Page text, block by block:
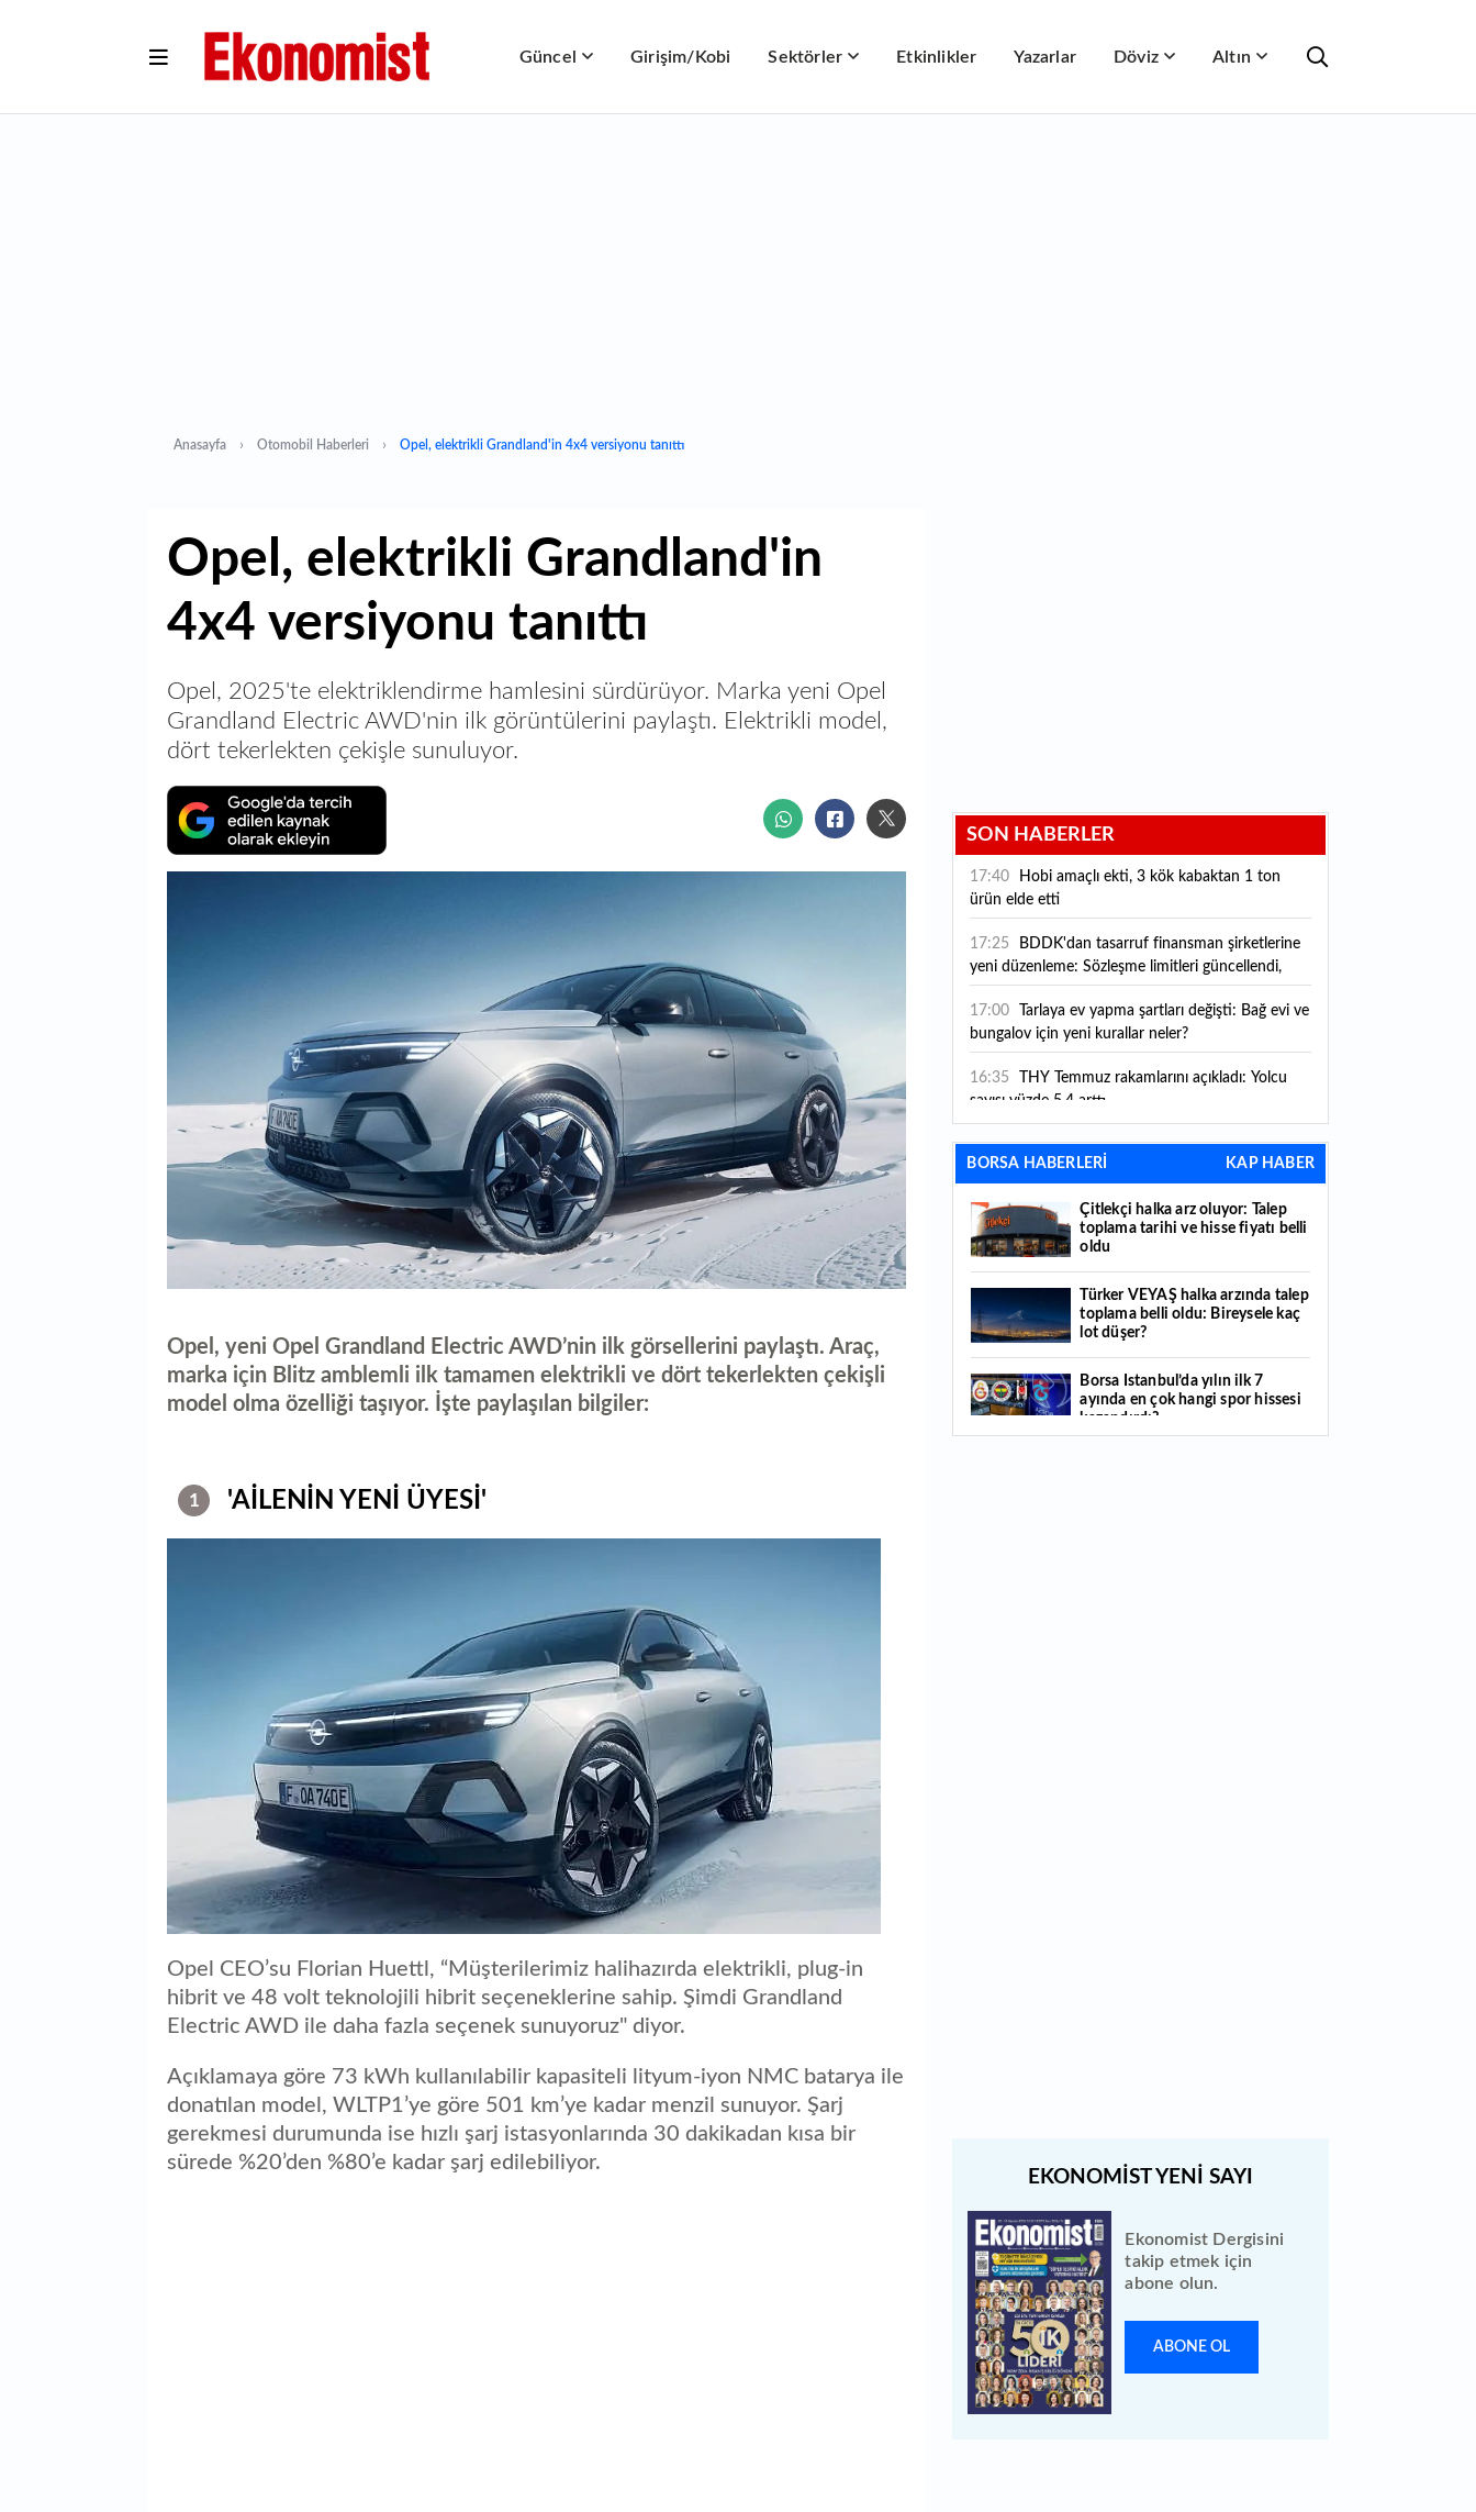
Güncel Girişim/Kobi Sektörler Etkinlikler Yazarlar Döviz Altın
Anasayfa Otomobil Haberleri Opel, elektrikli Grandland'in 4x4 versiyonu tanıttı
Opel, elektrikli Grandland'in
4x4 versiyonu tanıttı
Opel, 2025'te elektriklendirme hamlesini sürdürüyor. Marka yeni Opel
Grandland Electric AWD'nin ilk görüntülerini paylaştı. Elektrikli model,
dört tekerlekten çekişle sunuluyor.
Opel, yeni Opel Grandland Electric AWD’nin ilk görsellerini paylaştı. Araç,
marka için Blitz amblemli ilk tamamen elektrikli ve dört tekerlekten çekişli
model olma özelliği taşıyor. İşte paylaşılan bilgiler:
1 'AİLENİN YENİ ÜYESİ'
Opel CEO’su Florian Huettl, “Müşterilerimiz halihazırda elektrikli, plug-in
hibrit ve 48 volt teknolojili hibrit seçeneklerine sahip. Şimdi Grandland
Electric AWD ile daha fazla seçenek sunuyoruz" diyor.
Açıklamaya göre 73 kWh kullanılabilir kapasiteli lityum-iyon NMC batarya ile
donatılan model, WLTP1’ye göre 501 km’ye kadar menzil sunuyor. Şarj
gerekmesi durumunda ise hızlı şarj istasyonlarında 30 dakikadan kısa bir
sürede %20’den %80’e kadar şarj edilebiliyor.
SON HABERLER
17:40
ürün elde etti
17:25
yeni düzenleme: Sözleşme limitleri güncellendi,
yeni kurallar yürürlüğe girdi
17:00
bungalov için yeni kurallar neler?
16:35
sayısı yüzde 5,4 arttı
16:27 Piyasaların beklediği veri geldi: ABD tarım
dışı istihdam rakamları açıklandı
16:24 Çitlekçi halka arz oluyor: Talep toplama
tarihi ve hisse fiyatı belli oldu
yapmak istediğini savundu
16:04 Boğaz’ın kıtaları birleştiren ruhu Memorial
16:01 Hafta sonu hava nasıl olacak?
BORSA HABERLERİ KAP HABER
Çitlekçi halka arz oluyor: Talep
toplama tarihi ve hisse fiyatı belli
oldu
Türker VEYAŞ halka arzında talep
toplama belli oldu: Bireysele kaç
lot düşer?
Borsa İstanbul’da yılın ilk 7
ayında en çok hangi spor hissesi
kazandırdı?
Ekonomist Dergisini
takip etmek için
abone olun.
ABONE OL